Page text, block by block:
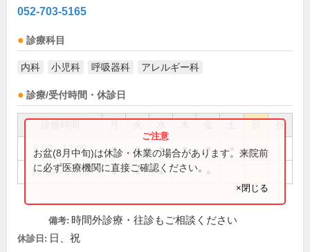
052-703-5165
診療科目
内科 小児科 呼吸器科 アレルギー科
診療/受付時間・休診日
祝
9:00～12:00 ● ● ● ● ●
16:30～19:00 ● ● ●
お盆(8月中旬)は休診・休業の場合があります。来院前
に必ず医療機関に直接ご確認ください。
×閉じる
備考: 時間外診療・往診もご相談ください
休診日: 日、祝